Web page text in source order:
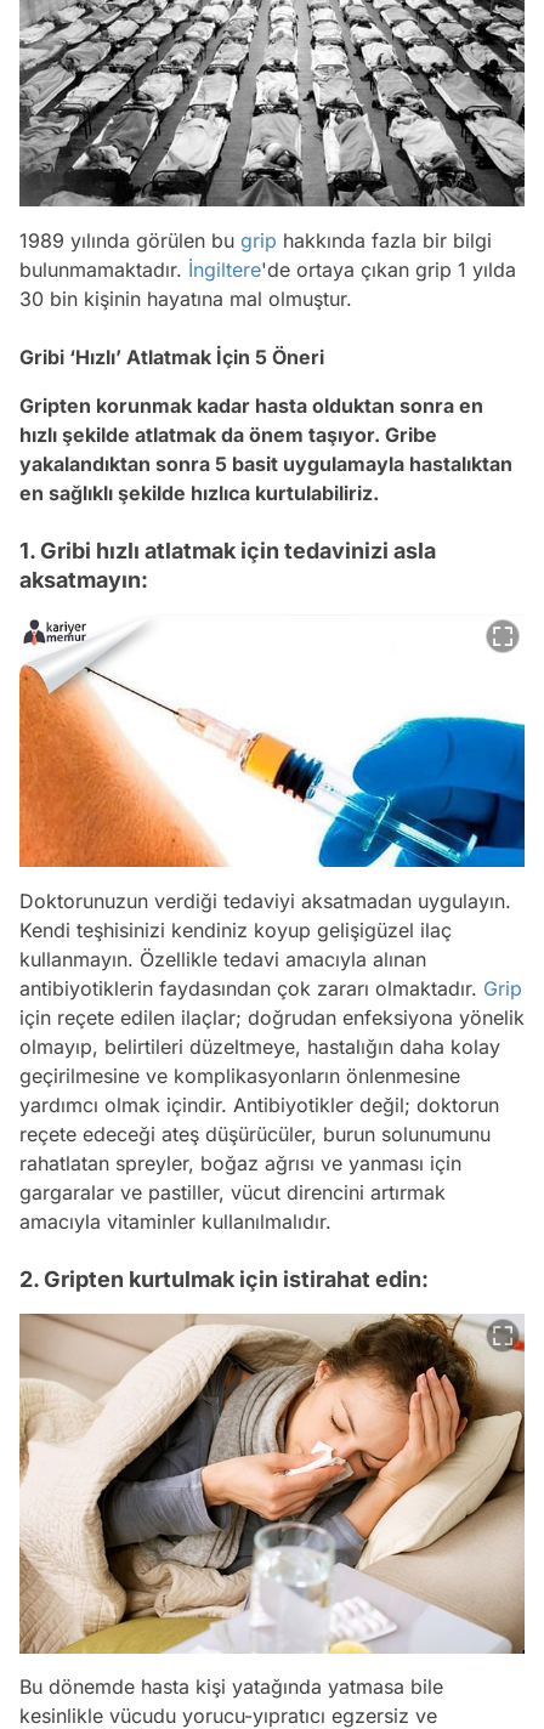
1989 yılında görülen bu grip hakkında fazla bir bilgi
bulunmamaktadır. İngiltere'de ortaya çıkan grip 1 yılda
30 bin kişinin hayatına mal olmuştur.
Gribi ‘Hızlı’ Atlatmak İçin 5 Öneri
Gripten korunmak kadar hasta olduktan sonra en
hızlı şekilde atlatmak da önem taşıyor. Gribe
yakalandıktan sonra 5 basit uygulamayla hastalıktan
en sağlıklı şekilde hızlıca kurtulabiliriz.
1. Gribi hızlı atlatmak için tedavinizi asla
aksatmayın:
Doktorunuzun verdiği tedaviyi aksatmadan uygulayın.
Kendi teşhisinizi kendiniz koyup gelişigüzel ilaç
kullanmayın. Özellikle tedavi amacıyla alınan
antibiyotiklerin faydasından çok zararı olmaktadır. Grip
için reçete edilen ilaçlar; doğrudan enfeksiyona yönelik
olmayıp, belirtileri düzeltmeye, hastalığın daha kolay
geçirilmesine ve komplikasyonların önlenmesine
yardımcı olmak içindir. Antibiyotikler değil; doktorun
reçete edeceği ateş düşürücüler, burun solunumunu
rahatlatan spreyler, boğaz ağrısı ve yanması için
gargaralar ve pastiller, vücut direncini artırmak
amacıyla vitaminler kullanılmalıdır.
2. Gripten kurtulmak için istirahat edin:
Bu dönemde hasta kişi yatağında yatmasa bile
kesinlikle vücudu yorucu-yıpratıcı egzersiz ve